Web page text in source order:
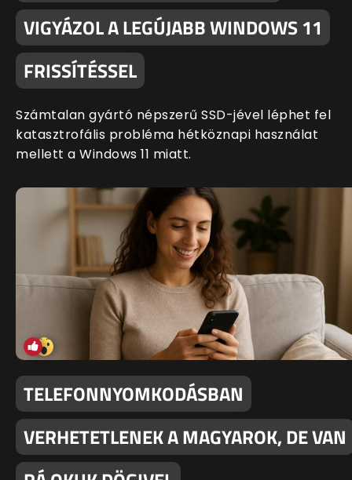
VIGYÁZOL A LEGÚJABB WINDOWS 11
FRISSÍTÉSSEL
Számtalan gyártó népszerű SSD-jével léphet fel
katasztrofális probléma hétköznapi használat
mellett a Windows 11 miatt.
TELEFONNYOMKODÁSBAN
VERHETETLENEK A MAGYAROK, DE VAN